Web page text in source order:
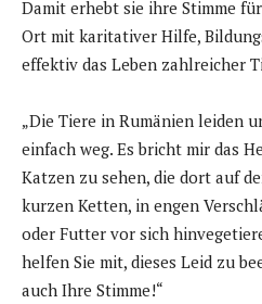
Damit erhebt sie ihre Stimme
Ort mit karitativer Hilfe,
effektiv das Leben zahlreicher
„Die Tiere in Rumänien leiden
einfach weg. Es bricht mir das
Katzen zu sehen, die dort auf
kurzen Ketten, in engen
oder Futter vor sich
helfen Sie mit, dieses Leid zu
auch Ihre Stimme!“